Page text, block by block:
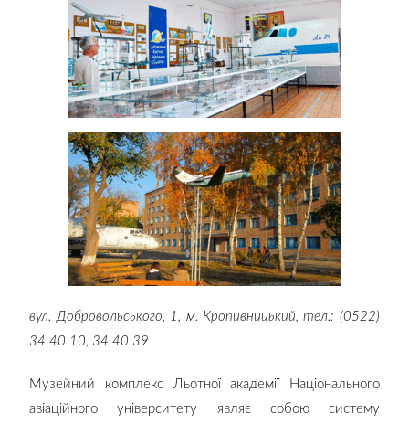
вул. Добровольського, 1, м. Кропивницький, тел.: (0522)
34 40 10, 34 40 39
Музейний комплекс Льотної академії Національного
авіаційного університету являє собою систему